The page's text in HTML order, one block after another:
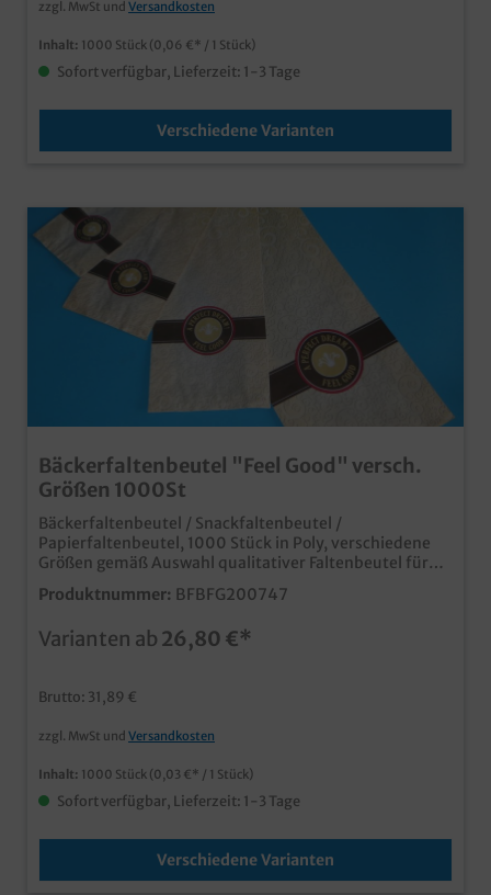
zzgl. MwSt und Versandkosten
Inhalt: 1000 Stück (0,06 €* / 1 Stück)
Sofort verfügbar, Lieferzeit: 1-3 Tage
Verschiedene Varianten
Bäckerfaltenbeutel "Feel Good" versch.
Größen 1000St
Bäckerfaltenbeutel / Snackfaltenbeutel /
Papierfaltenbeutel, 1000 Stück in Poly, verschiedene
Größen gemäß Auswahl qualitativer Faltenbeutel für
den Einsatz in Bäckerei, Backshop oder Imbiss im "Feel
Good" Neutraldesign verschiedene Größen je nach
bedruckbar, für eine Angebotsanfrage wenden Sie sich
Produktnummer: BFBFG200747
Varianten ab 26,80 €*
Brutto: 31,89 €
zzgl. MwSt und Versandkosten
Inhalt: 1000 Stück (0,03 €* / 1 Stück)
Sofort verfügbar, Lieferzeit: 1-3 Tage
Verschiedene Varianten